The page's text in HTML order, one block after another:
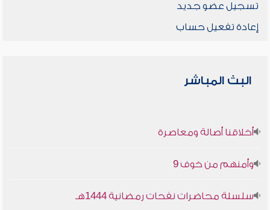
تسجيل عضو جديد
إعادة تفعيل حساب
البث المباشر
أخلاقنا أصالة ومعاصرة
وأمنهم من خوف 9
سلسلة محاضرات نفحات رمضانية 1444هـ